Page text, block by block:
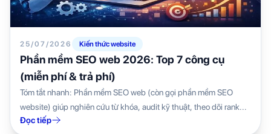
25/07/2026 Kiến thức website
Phần mềm SEO web 2026: Top 7 công cụ
(miễn phí & trả phí)
Tóm tắt nhanh: Phần mềm SEO web (còn gọi phần mềm SEO
website) giúp nghiên cứu từ khóa, audit kỹ thuật, theo dõi rank...
Đọc tiếp